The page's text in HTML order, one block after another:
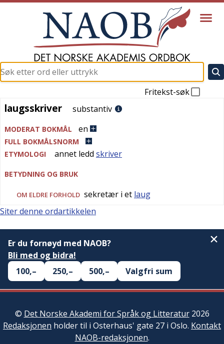
Fritekst-søk
laugsskriver
laugsskriver substantiv
MODERAT BOKMÅL en
FULL BOKMÅLSNORM
ETYMOLOGI
annet ledd skriver
BETYDNING OG BRUK
OM ELDRE FORHOLD sekretær i et laug
Siter denne ordartikkelen
Er du fornøyd med NAOB?
Bli med og bidra!
100,–
250,– 500,– Valgfri sum
© Det Norske Akademi for Språk og Litteratur2026
Redaksjonen holder til i Osterhaus' gate 27 i Oslo. Kontakt
NAOB-redaksjonen.